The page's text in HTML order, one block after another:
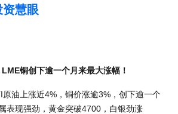
慧眼
铜创下逾一个月来最大涨幅！
原油上涨近4%，铜价涨逾3%，创下逾一个
表现强劲，黄金突破4700，白银劲涨